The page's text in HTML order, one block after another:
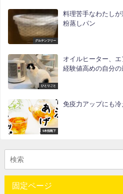
グルテンフリー
料理苦手なわたし
粉蒸しパン
ひとりごと
オイルヒーター、
経験値高めの自分
5本指靴下
免疫力アップにも冷
固定ページ